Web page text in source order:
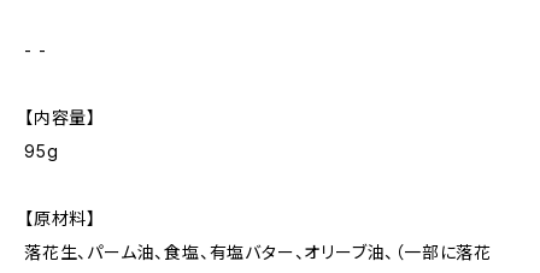
- -
【内容量】
95g
【原材料】
落花生、パーム油、食塩、有塩バター、オリーブ油、（一部に落花